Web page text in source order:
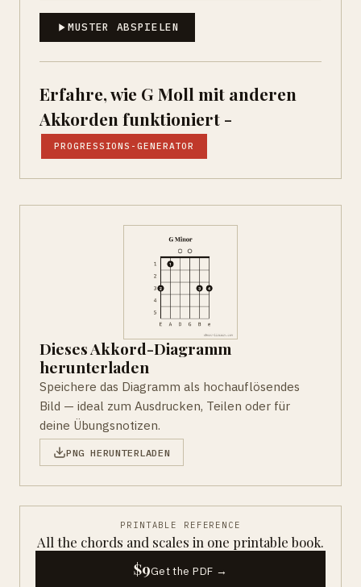
MUSTER ABSPIELEN
Erfahre, wie G Moll mit anderen
Akkorden funktioniert -
PROGRESSIONS-GENERATOR
Dieses Akkord-Diagramm
herunterladen
Speichere das Diagramm als hochauflösendes
Bild — ideal zum Ausdrucken, Teilen oder für
deine Übungsnotizen.
PNG HERUNTERLADEN
PRINTABLE REFERENCE
All the chords and scales in one printable book.
$9Get the PDF →